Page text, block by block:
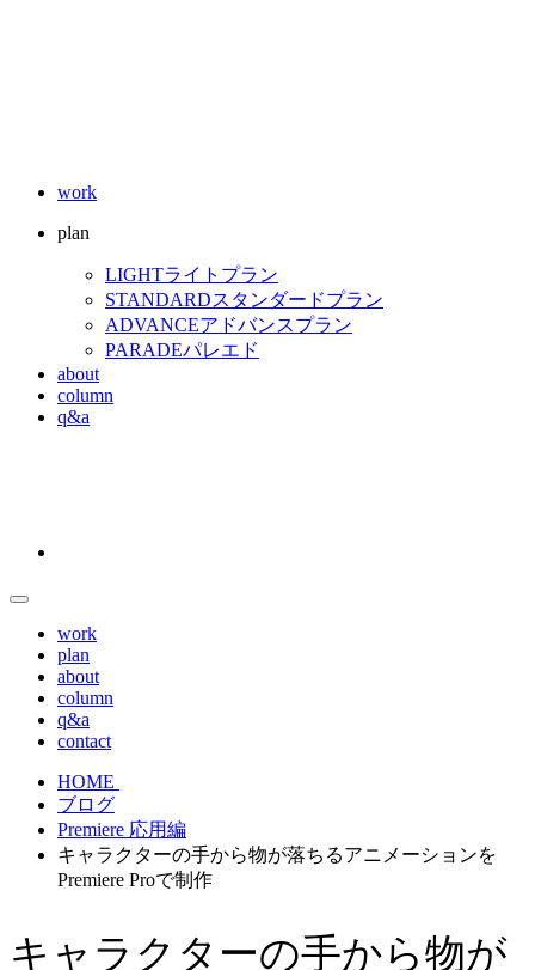
work
plan
LIGHTライトプラン
STANDARDスタンダードプラン
ADVANCEアドバンスプラン
PARADEパレエド
about
column
q&a
work
plan
about
column
q&a
contact
HOME
ブログ
Premiere 応用編
キャラクターの手から物が落ちるアニメーションを
Premiere Proで制作
キャラクターの手から物が